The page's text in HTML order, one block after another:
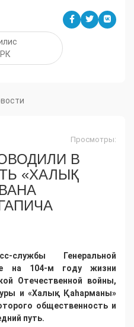
Просмотры:
В
«ХАЛЫҚ
службы Генеральной
на 104-м году жизни
Отечественной войны,
и «Халық Қаһарманы»
общественность и
путь.